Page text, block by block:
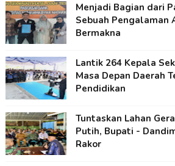
Menjadi Bagian dari
Sebuah Pengalaman
Bermakna
Lantik 264 Kepala
Masa Depan Daerah
Pendidikan
Tuntaskan Lahan
Putih, Bupati -
Rakor